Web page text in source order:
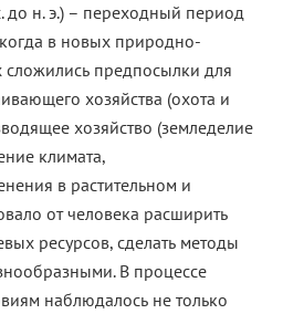
до н. э.) – переходный период
в новых природно-
сложились предпосылки для
хозяйства (охота и
хозяйство (земледелие
климата,
в растительном и
от человека расширить
ресурсов, сделать методы
В процессе
наблюдалось не только